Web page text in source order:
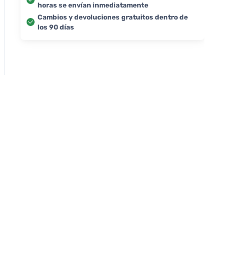
horas se envían inmediatamente
Cambios y devoluciones gratuitos dentro de
los 90 días